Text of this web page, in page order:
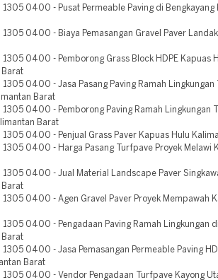
1305 0400 - Pusat Permeable Paving di Bengkayang
1305 0400 - Biaya Pemasangan Gravel Paver
1305 0400 - Pemborong Grass Block HDPE Kapuas
Barat
1305 0400 - Jasa Pasang Paving Ramah Lingkungan
Barat
1305 0400 - Pemborong Paving Ramah Lingkungan
Barat
1305 0400 - Penjual Grass Paver Kapuas Hulu
1305 0400 - Harga Pasang Turfpave Proyek Melawi
1305 0400 - Jual Material Landscape Paver
Barat
1305 0400 - Agen Gravel Paver Proyek Mempawah
1305 0400 - Pengadaan Paving Ramah Lingkungan
Barat
1305 0400 - Jasa Pemasangan Permeable Paving
Barat
1305 0400 - Vendor Pengadaan Turfpave Kayong